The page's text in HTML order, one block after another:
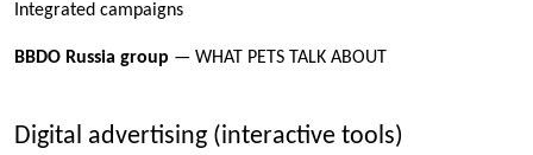
Integrated campaigns
BBDO Russia group — WHAT PETS TALK ABOUT
Digital advertising (interactive tools)